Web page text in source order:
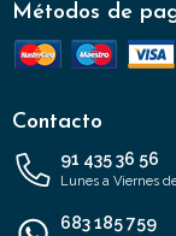
Métodos de
Contacto
91 435 36 56
Lunes a Viernes
683 185 759